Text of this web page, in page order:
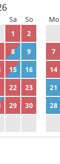
Sa
So
1
2
8
9
15
16
22
23
29
30
Mo
7
14
21
28